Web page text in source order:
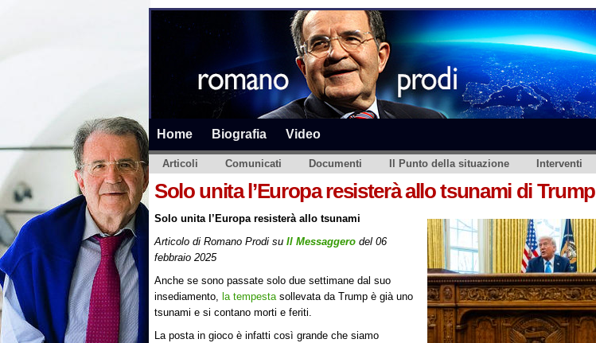
Home Biografia Video
Articoli Comunicati Documenti Il Punto della situazione Interventi
Solo unita l’Europa resisterà allo tsunami di Trump
Solo unita l’Europa resisterà allo tsunami
Articolo di Romano Prodi su Il Messaggero del 06
febbraio 2025
Anche se sono passate solo due settimane dal suo
insediamento, la tempestasollevata da Trump è già uno
tsunami e si contano morti e feriti.
La posta in gioco è infatti così grande che siamo